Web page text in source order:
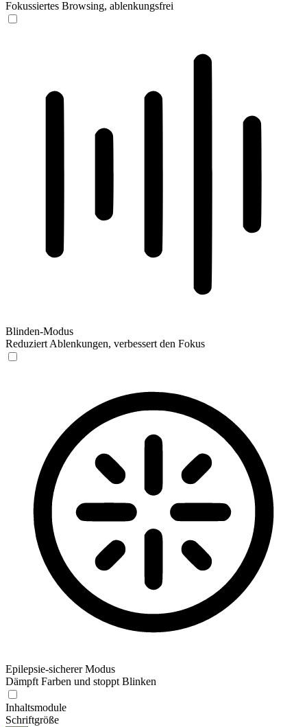
Fokussiertes Browsing, ablenkungsfrei
Blinden-Modus
Reduziert Ablenkungen, verbessert den Fokus
Epilepsie-sicherer Modus
Dämpft Farben und stoppt Blinken
Inhaltsmodule
Schriftgröße